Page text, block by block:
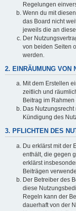
Regelungen
Wenn du mit
das Board nicht
jeweils die an
Der
von beiden Seiten
werden.
2. EINRÄUMUNG VON
Mit dem Erstellen
zeitlich und
Beitrag im
Das
Kündigung des
3. PFLICHTEN DES
Du erklärst mit der
enthält, die gegen
erklärst
Beiträgen
Der Betreiber des
diese
Regeln kann der
dauerhaft von der